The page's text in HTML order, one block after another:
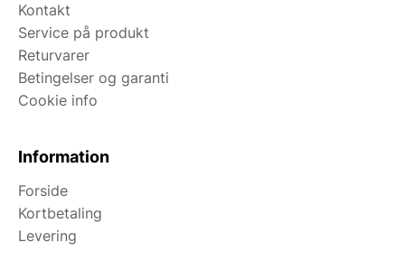
Kontakt
Service på produkt
Returvarer
Betingelser og garanti
Cookie info
Information
Forside
Kortbetaling
Levering